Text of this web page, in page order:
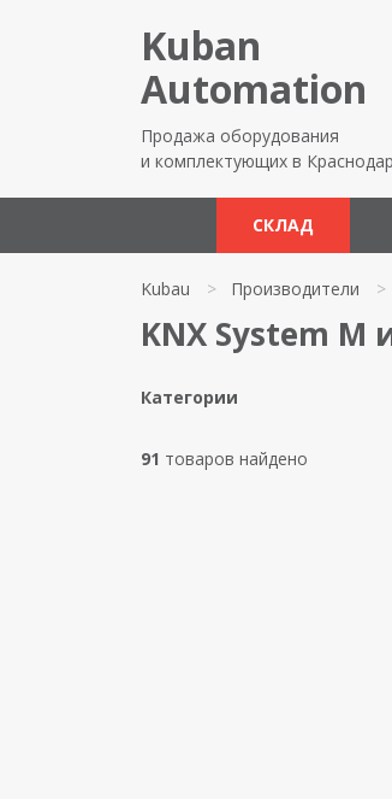
Kuban
Automation
Продажа оборудования
и комплектующих в
СКЛАД
Kubau > Производители >
KNX System M
Категории
91 товаров найдено